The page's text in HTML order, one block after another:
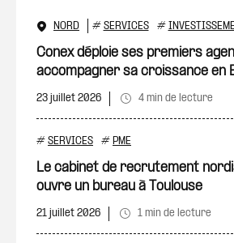
NORD # SERVICES #
Conex déploie ses premiers
accompagner sa croissance en
23 juillet 2026 4 min de lecture
# SERVICES # PME
Le cabinet de recrutement
ouvre un bureau à Toulouse
21 juillet 2026 1 min de lecture